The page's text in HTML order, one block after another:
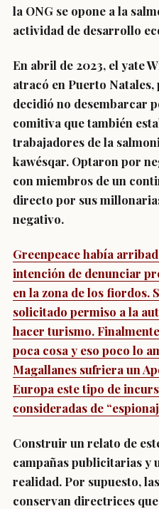
la ONG se opone a la
actividad de desarrollo
En abril de 2023, el yate
atracó en Puerto
decidió no desembarcar
comitiva que también
trabajadores de la
kawésqar. Optaron por
con miembros de un
directo por sus
negativo.
Greenpeace había
intención de denunciar
en la zona de los fiordos.
solicitado permiso a la
hacer turismo.
poca cosa y eso poco lo
Magallanes sufriera un
Europa este tipo de
consideradas de
Construir un relato de
campañas publicitarias y
realidad. Por supuesto,
conservan directrices